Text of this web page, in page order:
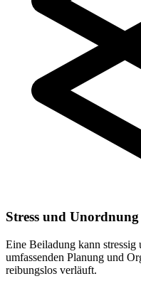
Stress und Unordnung
Eine Beiladung kann stressig
umfassenden Planung und
reibungslos verläuft.